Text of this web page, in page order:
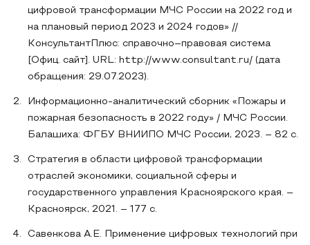
цифровой трансформации МЧС России на 2022 год и
на плановый период 2023 и 2024 годов» //
КонсультантПлюс: справочно–правовая система
[Офиц. сайт]. URL: http://www.consultant.ru/ (дата
обращения: 29.07.2023).
Информационно-аналитический сборник «Пожары и
пожарная безопасность в 2022 году» / МЧС России.
Балашиха: ФГБУ ВНИИПО МЧС России, 2023. – 82 с.
Стратегия в области цифровой трансформации
отраслей экономики, социальной сферы и
государственного управления Красноярского края. –
Красноярск, 2021. – 177 с.
Савенкова А.Е. Применение цифровых технологий при